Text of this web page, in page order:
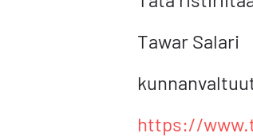
Tawar Salari
https://